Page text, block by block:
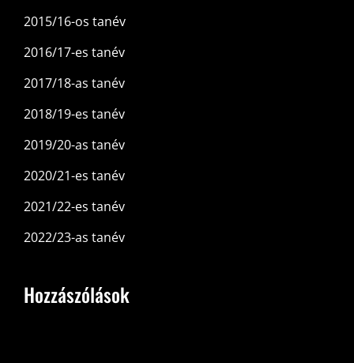
2015/16-os tanév
2016/17-es tanév
2017/18-as tanév
2018/19-es tanév
2019/20-as tanév
2020/21-es tanév
2021/22-es tanév
2022/23-as tanév
Hozzászólások